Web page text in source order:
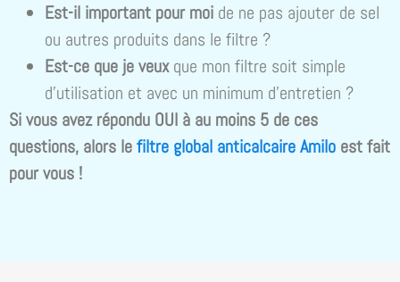
Est-il important pour moi de ne pas ajouter de sel
ou autres produits dans le filtre ?
Est-ce que je veuxque mon filtre soit simple
d’utilisation et avec un minimum d’entretien ?
Si vous avez répondu OUI à au moins 5 de ces
questions, alors lefiltre global anticalcaire Amilo est fait
pour vous !